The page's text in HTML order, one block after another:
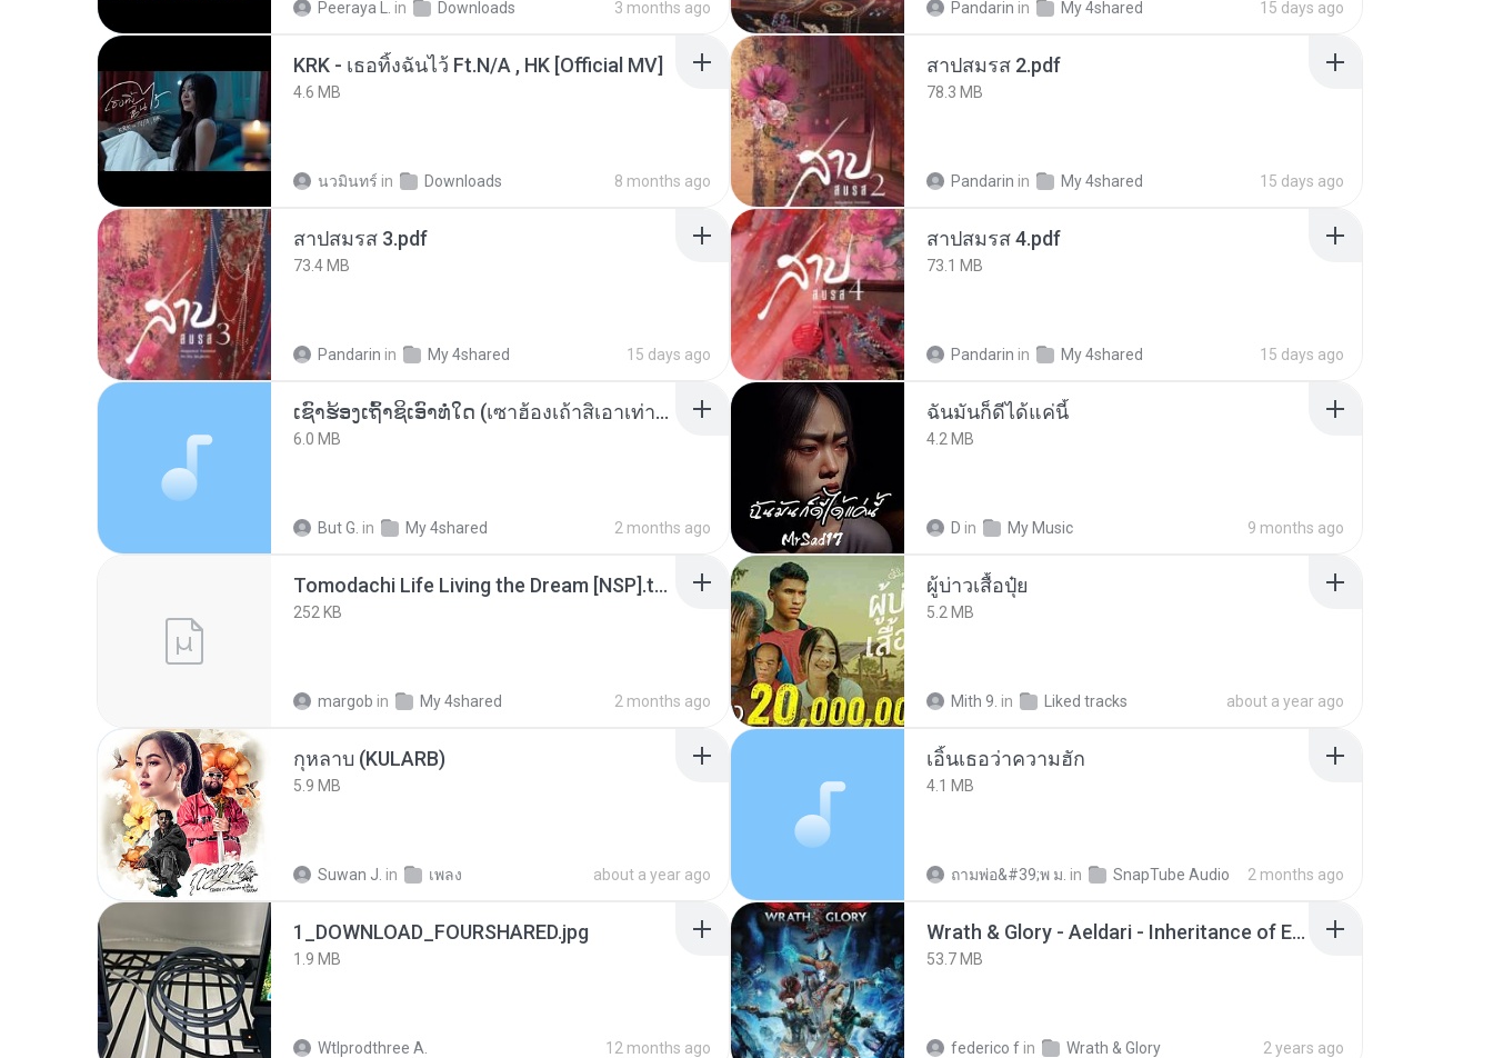
Peeraya L. in Downloads 3 months ago Pandarin in My 4shared 15 days ago
KRK - เธอทิ้งฉันไว้ Ft.N/A , HK [Official MV]
4.6 MB
นวมินทร์ in Downloads 8 months ago
สาปสมรส 2.pdf
78.3 MB
Pandarin in My 4shared 15 days ago
สาปสมรส 3.pdf
73.4 MB
Pandarin in My 4shared 15 days ago
สาปสมรส 4.pdf
73.1 MB
Pandarin in My 4shared 15 days ago
ເຊົາຮ້ອງເຖົ້າຊິເອົາທໍ່ໃດ (เซาฮ้องเถ้าสิเอาเท่าใด) ບຸນເກີດ ຫນູຫ່ວງ ft. ໂສພາ ຈຸນທະລາ
6.0 MB
But G. in My 4shared 2 months ago
ฉันมันก็ดีได้แค่นี้
4.2 MB
D in My Music 9 months ago
Tomodachi Life Living the Dream [NSP].torrent
252 KB
margob in My 4shared 2 months ago
ผู้บ่าวเสื้อปุ๋ย
5.2 MB
Mith 9. in Liked tracks about a year ago
กุหลาบ (KULARB)
5.9 MB
Suwan J. in เพลง about a year ago
เอิ้นเธอว่าความฮัก
4.1 MB
ถามพ่อ&#39;พ ม. in SnapTube Audio 2 months ago
1_DOWNLOAD_FOURSHARED.jpg
1.9 MB
Wtlprodthree A. 12 months ago
Wrath & Glory - Aeldari - Inheritance of Embers.pdf
53.7 MB
federico f in Wrath & Glory 2 years ago